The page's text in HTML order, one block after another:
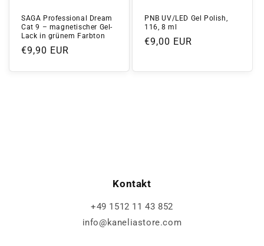
SAGA Professional Dream
Cat 9 – magnetischer Gel-
Lack in grünem Farbton
Normaler
€9,90 EUR
PNB UV/LED Gel Polish,
116, 8 ml
Normaler
€9,00 EUR
Kontakt
+49 1512 11 43 852
info@kaneliastore.com